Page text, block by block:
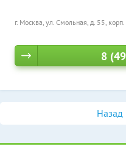
г. Москва, ул. Смольная, д. 55, корп.
8
Назад